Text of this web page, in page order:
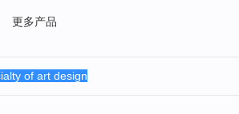
更多产品